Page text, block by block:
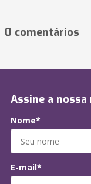
0 comentários
Assine a
Nome*
E-mail*